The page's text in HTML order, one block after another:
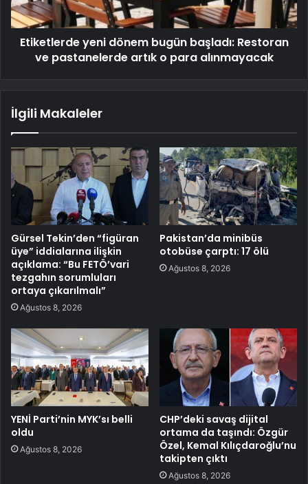
Etiketlerde yeni dönem bugün başladı: Restoran
ve pastanelerde artık o para alınmayacak
İlgili Makaleler
Gürsel Tekin’den “figüran
üye” iddialarına ilişkin
açıklama: “Bu FETÖ’vari
tezgahın sorumluları
ortaya çıkarılmalı”
Ağustos 8, 2026
Pakistan’da minibüs
otobüse çarptı: 17 ölü
Ağustos 8, 2026
YENİ Parti’nin MYK’sı belli
oldu
Ağustos 8, 2026
CHP’deki savaş dijital
ortama da taşındı: Özgür
Özel, Kemal Kılıçdaroğlu’nu
takipten çıktı
Ağustos 8, 2026